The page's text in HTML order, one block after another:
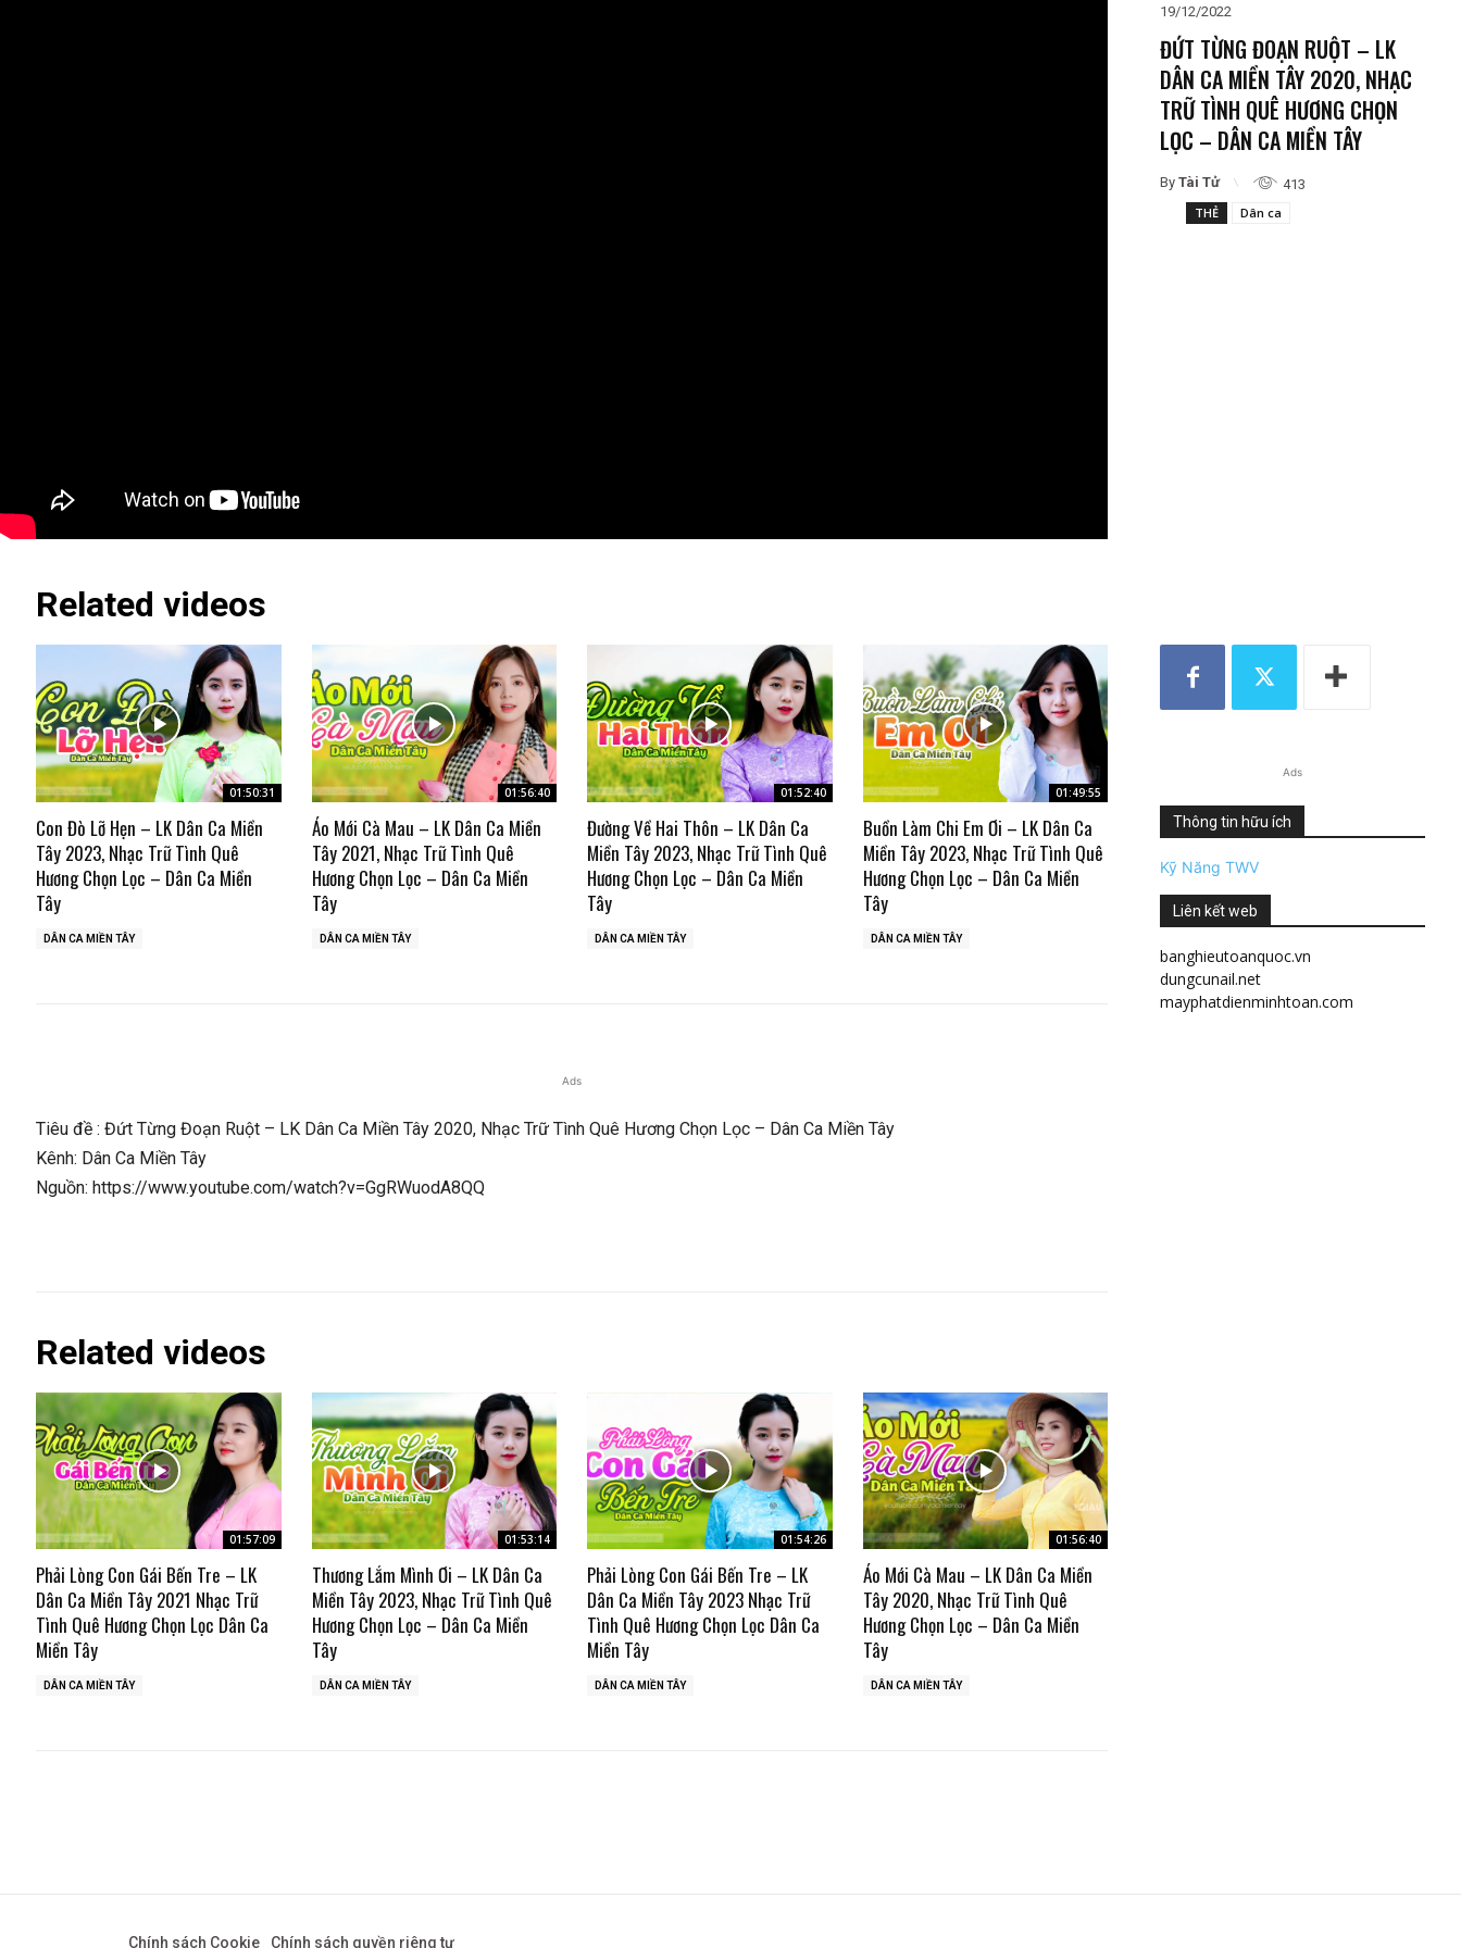
19/12/2022
ĐỨT TỪNG ĐOẠN RUỘT – LK
DÂN CA MIỀN TÂY 2020, NHẠC
TRỮ TÌNH QUÊ HƯƠNG CHỌN
LỌC – DÂN CA MIỀN TÂY
By Tài Tử
413
THẺ
Dân ca
Related videos
01:50:31
Con Đò Lỡ Hẹn – LK Dân Ca Miền
Tây 2023, Nhạc Trữ Tình Quê
Hương Chọn Lọc – Dân Ca Miền
Tây
DÂN CA MIỀN TÂY
01:56:40
Áo Mới Cà Mau – LK Dân Ca Miền
Tây 2021, Nhạc Trữ Tình Quê
Hương Chọn Lọc – Dân Ca Miền
Tây
DÂN CA MIỀN TÂY
01:52:40
Đường Về Hai Thôn – LK Dân Ca
Miền Tây 2023, Nhạc Trữ Tình Quê
Hương Chọn Lọc – Dân Ca Miền
Tây
DÂN CA MIỀN TÂY
01:49:55
Buồn Làm Chi Em Ơi – LK Dân Ca
Miền Tây 2023, Nhạc Trữ Tình Quê
Hương Chọn Lọc – Dân Ca Miền
Tây
DÂN CA MIỀN TÂY
Ads
Tiêu đề : Đứt Từng Đoạn Ruột – LK Dân Ca Miền Tây 2020, Nhạc Trữ Tình Quê Hương Chọn Lọc – Dân Ca Miền Tây
Kênh: Dân Ca Miền Tây
Nguồn: https://www.youtube.com/watch?v=GgRWuodA8QQ
Related videos
01:57:09
Phải Lòng Con Gái Bến Tre – LK
Dân Ca Miền Tây 2021 Nhạc Trữ
Tình Quê Hương Chọn Lọc Dân Ca
Miền Tây
DÂN CA MIỀN TÂY
01:53:14
Thương Lắm Mình Ơi – LK Dân Ca
Miền Tây 2023, Nhạc Trữ Tình Quê
Hương Chọn Lọc – Dân Ca Miền
Tây
DÂN CA MIỀN TÂY
01:54:26
Phải Lòng Con Gái Bến Tre – LK
Dân Ca Miền Tây 2023 Nhạc Trữ
Tình Quê Hương Chọn Lọc Dân Ca
Miền Tây
DÂN CA MIỀN TÂY
01:56:40
Áo Mới Cà Mau – LK Dân Ca Miền
Tây 2020, Nhạc Trữ Tình Quê
Hương Chọn Lọc – Dân Ca Miền
Tây
DÂN CA MIỀN TÂY
Ads
Thông tin hữu ích
Kỹ Năng TWV
Liên kết web
banghieutoanquoc.vn
dungcunail.net
mayphatdienminhtoan.com
Chính sách Cookie Chính sách quyền riêng tư